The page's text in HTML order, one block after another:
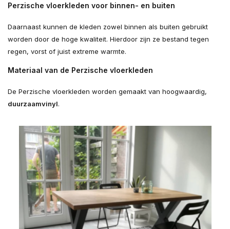
Perzische vloerkleden voor binnen- en buiten
Daarnaast kunnen de kleden zowel binnen als buiten gebruikt
worden door de hoge kwaliteit. Hierdoor zijn ze bestand tegen
regen, vorst of juist extreme warmte.
Materiaal van de Perzische vloerkleden
De Perzische vloerkleden worden gemaakt van hoogwaardig,
duurzaamvinyl.